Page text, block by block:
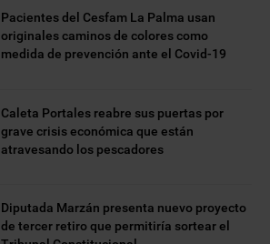
Pacientes del Cesfam La Palma usan
originales caminos de colores como
medida de prevención ante el Covid-19
Caleta Portales reabre sus puertas por
grave crisis económica que están
atravesando los pescadores
Diputada Marzán presenta nuevo proyecto
de tercer retiro que permitiría sortear el